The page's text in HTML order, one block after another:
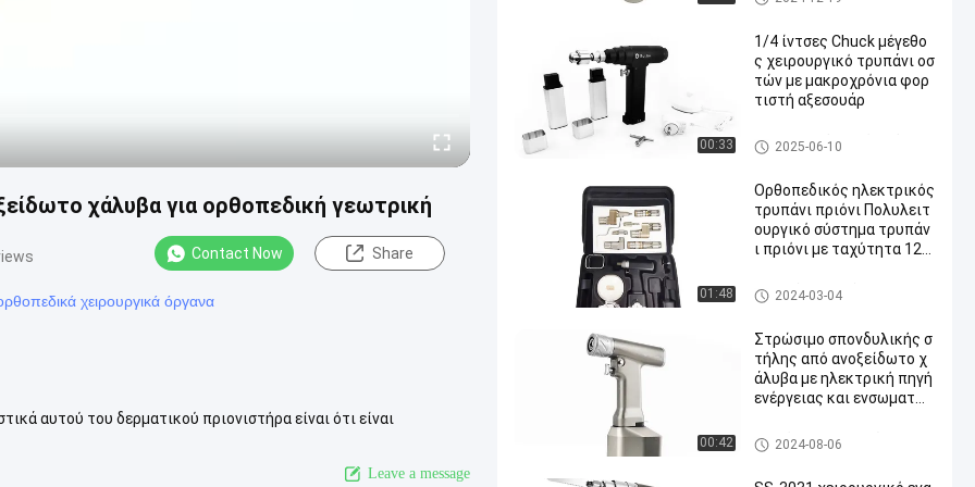
χάλυβα για ορθοπεδική γεωτρική
Contact Now Share
χειρουργικά όργανα
αυτού του δερματικού πριονιστήρα είναι ότι είναι
Leave a message
νιάματος
00:33
1/4 ίντσες Chuck μέγεθο
ς χειρουργικό τρυπάνι οσ
τών με μακροχρόνια φορ
τιστή αξεσουάρ
Χειρουργικό τρυπάνι κόκκαλ
ων
2025-06-10
01:48
Ορθοπεδικός ηλεκτρικός
τρυπάνι πριόνι Πολυλειτ
ουργικό σύστημα τρυπάν
ι πριόνι με ταχύτητα 120
Πολυσύνθετο σύστημα πριον
ιών τρυπανιών
2024-03-04
00:42
Στρώσιμο σπονδυλικής σ
τήλης από ανοξείδωτο χ
άλυβα με ηλεκτρική πηγή
ενέργειας και ενσωματω
Τρυπάνι σπονδυλικών στηλ
ών
2024-08-06